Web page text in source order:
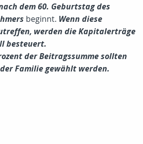
dem 60. Geburtstag des
beginnt. Wenn diese
werden die Kapitalerträge
besteuert.
der Beitragssumme sollten
Familie gewählt werden.